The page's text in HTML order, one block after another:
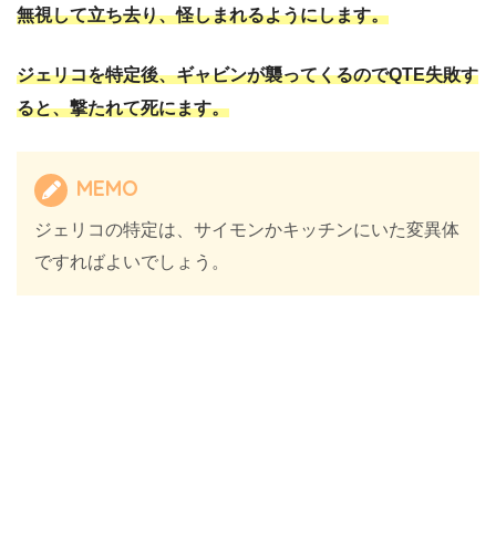
無視して立ち去り、怪しまれるようにします。
ジェリコを特定後、ギャビンが襲ってくるのでQTE失敗す
ると、撃たれて死にます。
MEMO
ジェリコの特定は、サイモンかキッチンにいた変異体
ですればよいでしょう。